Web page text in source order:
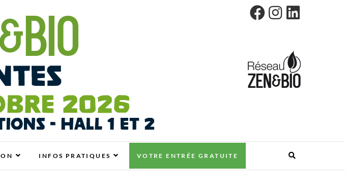
SAIN
INFOS PRATIQUES VOTRE ENTRÉE GRATUITE